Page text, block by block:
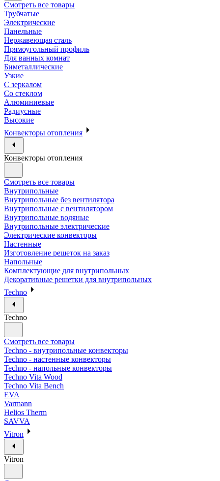
Смотреть все товары
Трубчатые
Электрические
Панельные
Нержавеющая сталь
Прямоугольный профиль
Для ванных комнат
Биметаллические
Узкие
С зеркалом
Со стеклом
Алюминиевые
Радиусные
Высокие
Конвекторы отопления
Конвекторы отопления
Смотреть все товары
Внутрипольные
Внутрипольные без вентилятора
Внутрипольные с вентилятором
Внутрипольные водяные
Внутрипольные электрические
Электрические конвекторы
Настенные
Изготовление решеток на заказ
Напольные
Комплектующие для внутрипольных
Декоративные решетки для внутрипольных
Techno
Techno
Смотреть все товары
Techno - внутрипольные конвекторы
Techno - настенные конвекторы
Techno - напольные конвекторы
Techno Vita Wood
Techno Vita Bench
EVA
Varmann
Helios Therm
SAVVA
Vitron
Vitron